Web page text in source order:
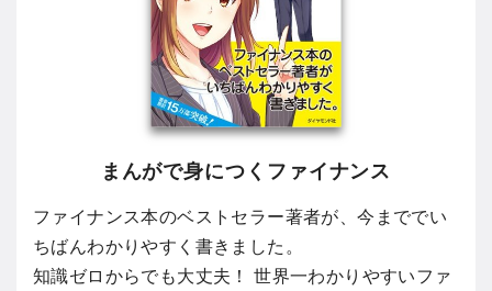
まんがで身につくファイナンス
ファイナンス本のベストセラー著者が、今まででい
ちばんわかりやすく書きました。
知識ゼロからでも大丈夫！ 世界一わかりやすいファ